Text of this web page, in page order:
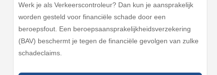
Werk je als Verkeerscontroleur? Dan kun je aansprakelijk
worden gesteld voor financiële schade door een
beroepsfout. Een beroepsaansprakelijkheidsverzekering
(BAV) beschermt je tegen de financiële gevolgen van zulke
schadeclaims.